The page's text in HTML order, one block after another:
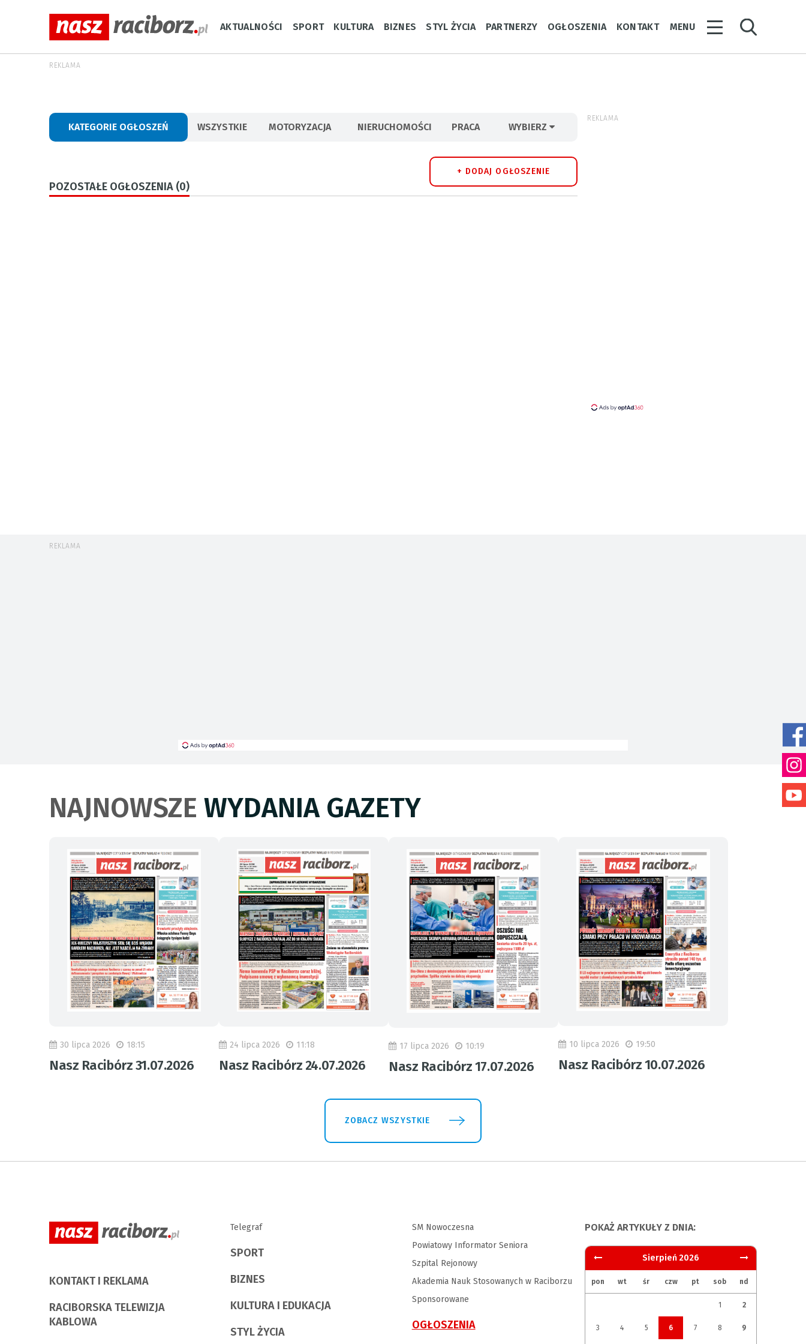
AKTUALNOŚCI SPORT KULTURA BIZNES STYL ŻYCIA PARTNERZY OGŁOSZENIA KONTAKT MENU
REKLAMA
KATEGORIE OGŁOSZEŃ WSZYSTKIE MOTORYZACJA NIERUCHOMOŚCI PRACA WYBIERZ
+ DODAJ OGŁOSZENIE
POZOSTAŁE OGŁOSZENIA (0)
REKLAMA
REKLAMA
NAJNOWSZE WYDANIA GAZETY
30 lipca 2026 18:15
Nasz Racibórz 31.07.2026
24 lipca 2026 11:18
Nasz Racibórz 24.07.2026
17 lipca 2026 10:19
Nasz Racibórz 17.07.2026
10 lipca 2026 19:50
Nasz Racibórz 10.07.2026
ZOBACZ WSZYSTKIE
KONTAKT I REKLAMA
RACIBORSKA TELEWIZJA
KABLOWA
Telegraf
SPORT
BIZNES
KULTURA I EDUKACJA
STYL ŻYCIA
SM Nowoczesna
Powiatowy Informator Seniora
Szpital Rejonowy
Akademia Nauk Stosowanych w Raciborzu
Sponsorowane
OGŁOSZENIA
POKAŻ ARTYKUŁY Z DNIA:
Sierpień 2026
pon wt śr czw pt sob nd
1 2
3 4 5 6 7 8 9